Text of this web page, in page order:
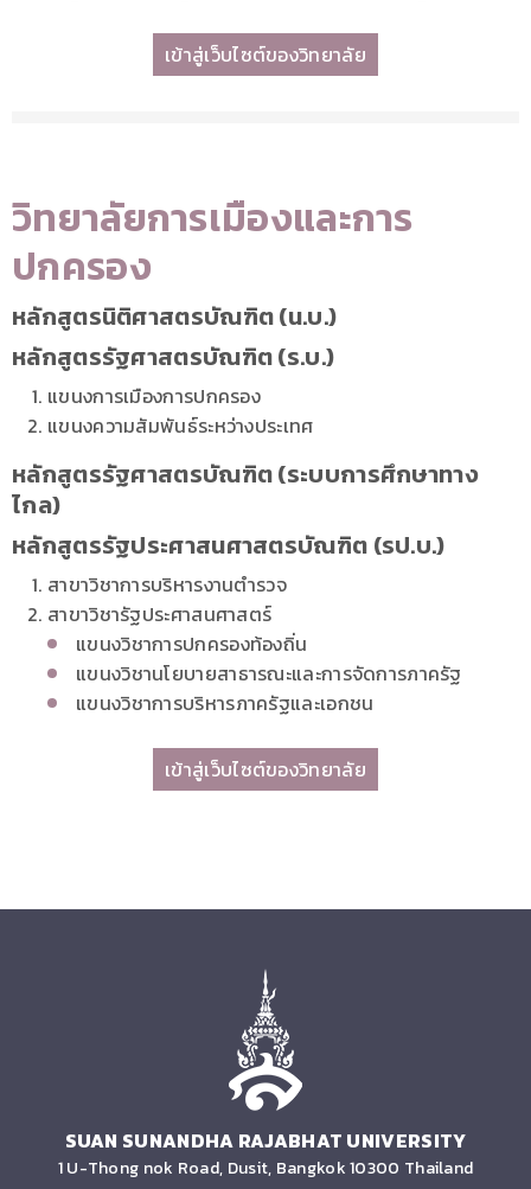
เข้าสู่เว็บไซต์ของวิทยาลัย
วิทยาลัยการเมืองและการ
ปกครอง
หลักสูตรนิติศาสตรบัณฑิต (น.บ.)
หลักสูตรรัฐศาสตรบัณฑิต (ร.บ.)
แขนงการเมืองการปกครอง
แขนงความสัมพันธ์ระหว่างประเทศ
หลักสูตรรัฐศาสตรบัณฑิต (ระบบการศึกษาทาง
ไกล)
หลักสูตรรัฐประศาสนศาสตรบัณฑิต (รป.บ.)
สาขาวิชาการบริหารงานตํารวจ
สาขาวิชารัฐประศาสนศาสตร์
แขนงวิชาการปกครองท้องถิ่น
แขนงวิชานโยบายสาธารณะและการจัดการภาครัฐ
แขนงวิชาการบริหารภาครัฐและเอกชน
เข้าสู่เว็บไซต์ของวิทยาลัย
SUAN SUNANDHA RAJABHAT UNIVERSITY
1 U-Thong nok Road, Dusit, Bangkok 10300 Thailand